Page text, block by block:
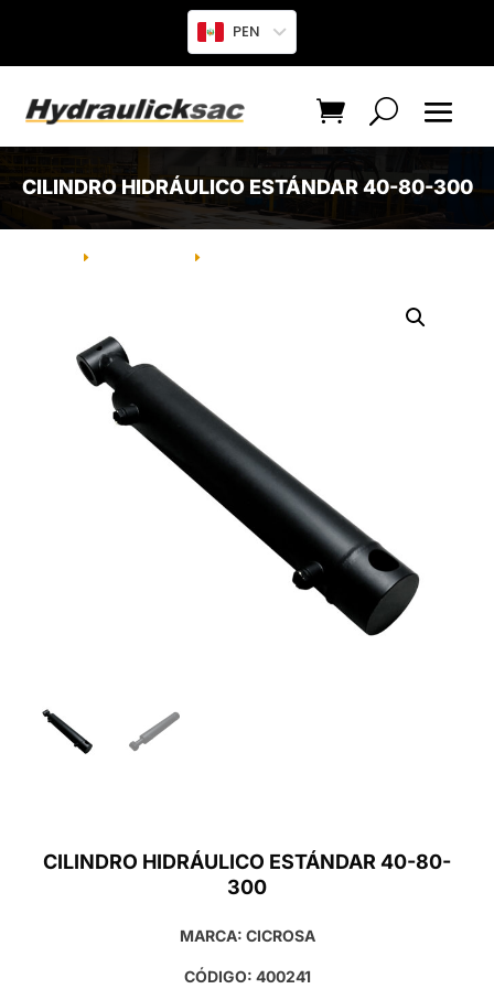
PEN
CILINDRO HIDRÁULICO ESTÁNDAR 40-80-300
E E
CILINDRO HIDRÁULICO ESTÁNDAR 40-80-
300
MARCA: CICROSA
CÓDIGO: 400241